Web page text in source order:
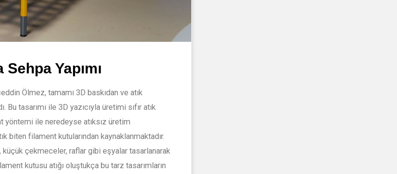
Yapımı
Ölmez, tamamı 3D baskıdan ve atık
tasarımı ile 3D yazıcıyla üretimi sıfır atık
yöntemi ile neredeyse atıksız üretim
biten filament kutularından kaynaklanmaktadır.
küçük çekmeceler, raflar gibi eşyalar tasarlanarak
kutusu atığı oluştukça bu tarz tasarımların